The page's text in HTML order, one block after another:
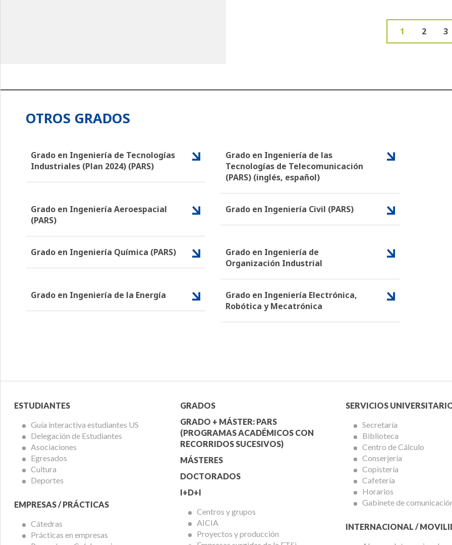
Página
actual
1 Page
2 3
OTROS GRADOS
Grado en Ingeniería de Tecnologías
Industriales (Plan 2024) (PARS)
Grado en Ingeniería de las
Tecnologías de Telecomunicación
(PARS) (inglés, español)
Grado en Ingeniería Aeroespacial
(PARS)
Grado en Ingeniería Civil (PARS)
Grado en Ingeniería Química (PARS)
Grado en Ingeniería de
Organización Industrial
Grado en Ingeniería de la Energía
Grado en Ingeniería Electrónica,
Robótica y Mecatrónica
Menú
Alumnos
ESTUDIANTES
Guía interactiva estudiantes US
Delegación de Estudiantes
Asociaciones
Egresados
Cultura
Deportes
EMPRESAS / PRÁCTICAS
Cátedras
Prácticas en empresas
Menú
Oferta
Académica
GRADOS
GRADO + MÁSTER: PARS
(PROGRAMAS ACADÉMICOS CON
RECORRIDOS SUCESIVOS)
MÁSTERES
DOCTORADOS
I+D+I
Centros y grupos
AICIA
Proyectos y producción
Menú
Servicios
Universitarios
SERVICIOS
Secretaría
Biblioteca
Centro de Cálculo
Conserjería
Copistería
Cafetería
Horarios
Gabinete de
INTERNACIONAL /